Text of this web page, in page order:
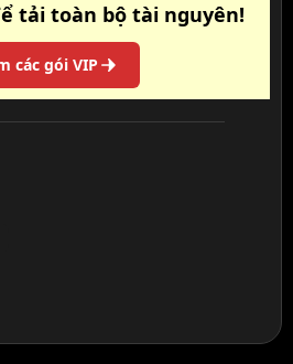
tải toàn bộ tài nguyên!
các gói VIP